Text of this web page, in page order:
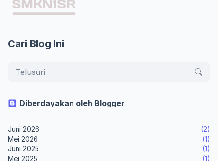
Cari Blog Ini
Diberdayakan oleh Blogger
Juni 2026
(2)
Mei 2026
(1)
Juni 2025
(1)
Mei 2025
(1)